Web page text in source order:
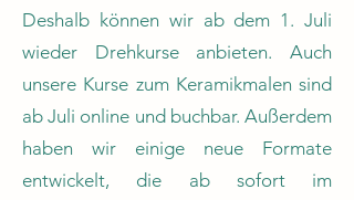
Deshalb können wir ab dem 1. Juli
wieder Drehkurse anbieten. Auch
unsere Kurse zum Keramikmalen sind
ab Juli online und buchbar. Außerdem
haben wir einige neue Formate
entwickelt, die ab sofort im